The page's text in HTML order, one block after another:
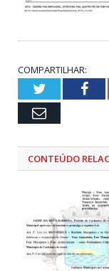
COMPARTILHAR:
Twitter
Email
CONTEÚDO